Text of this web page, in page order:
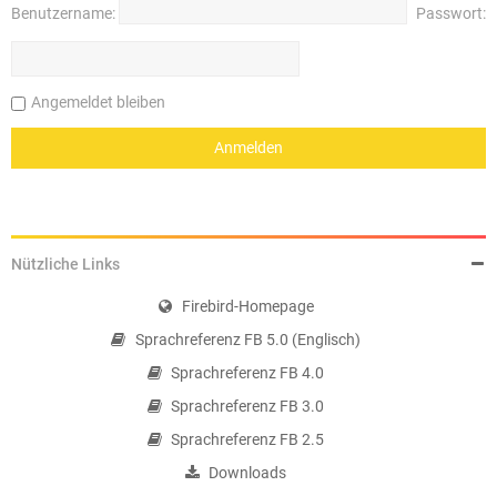
Benutzername: Passwort:
Angemeldet bleiben
Nützliche Links
Firebird-Homepage
Sprachreferenz FB 5.0 (Englisch)
Sprachreferenz FB 4.0
Sprachreferenz FB 3.0
Sprachreferenz FB 2.5
Downloads